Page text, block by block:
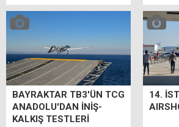
BAYRAKTAR TB3'ÜN TCG
ANADOLU'DAN İNİŞ-
KALKIŞ TESTLERİ
14.